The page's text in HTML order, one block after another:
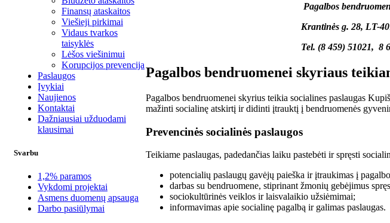
Pagalbos bendruomenei
Krantinės g. 28, LT-40117,
Tel. (8 459) 51021, 8 688
Pagalbos bendruomenei skyriaus
Pagalbos bendruomenei skyrius teikia socialines paslaugas
mažinti socialinę atskirtį ir didinti įtrauktį į bendruomenės
Prevencinės socialinės paslaugos
Teikiame paslaugas, padedančias laiku pastebėti ir spręsti
potencialių paslaugų gavėjų paieška ir įtraukimas į
darbas su bendruomene, stiprinant žmonių gebėjimus
sociokultūrinės veiklos ir laisvalaikio užsiėmimai;
informavimas apie socialinę pagalbą ir galimas paslaugas.
Finansų ataskaitos
Viešieji pirkimai
Vidaus tvarkos
taisyklės
Lėšos viešinimui
Korupcijos prevencija
Paslaugos
Įvykiai
Naujienos
Kontaktai
Dažniausiai užduodami
klausimai
Svarbu
1,2% paramos
Vykdomi projektai
Asmens duomenų apsauga
Darbo pasiūlymai